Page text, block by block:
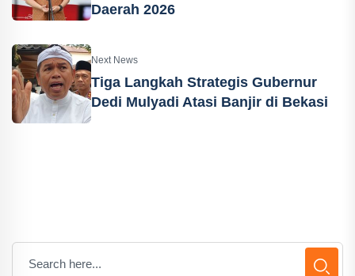
Daerah 2026
Next News
Tiga Langkah Strategis Gubernur
Dedi Mulyadi Atasi Banjir di Bekasi